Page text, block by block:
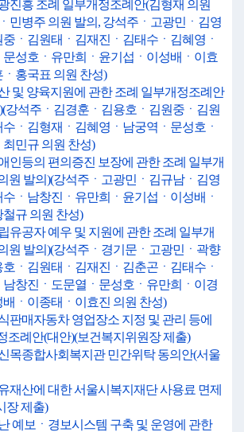
진흥 조례 일부개정조례안(김형재 의원
민병주 의원 발의, 강석주ㆍ고광민ㆍ김영
ㆍ김원태ㆍ김재진ㆍ김태수ㆍ김혜영ㆍ
성호ㆍ유만희ㆍ윤기섭ㆍ이성배ㆍ이효
홍국표 의원 찬성)
및 양육지원에 관한 조례 일부개정조례안
강석주ㆍ김경훈ㆍ김용호ㆍ김원중ㆍ김원
ㆍ김형재ㆍ김혜영ㆍ남궁역ㆍ문성호ㆍ
민규 의원 찬성)
인등의 편의증진 보장에 관한 조례 일부개
원 발의)(강석주ㆍ고광민ㆍ김규남ㆍ김영
ㆍ남창진ㆍ유만희ㆍ윤기섭ㆍ이성배ㆍ
규 의원 찬성)
유공자 예우 및 지원에 관한 조례 일부개
원 발의)(강석주ㆍ경기문ㆍ고광민ㆍ곽향
ㆍ김원태ㆍ김재진ㆍ김춘곤ㆍ김태수ㆍ
창진ㆍ도문열ㆍ문성호ㆍ유만희ㆍ이경
ㆍ이종태ㆍ이효진 의원 찬성)
판매자동차 영업장소 지정 및 관리 등에
조례안(대안)(보건복지위원장 제출)
목종합사회복지관 민간위탁 동의안(서울
재산에 대한 서울시복지재단 사용료 면제
장 제출)
예보ㆍ경보시스템 구축 및 운영에 관한